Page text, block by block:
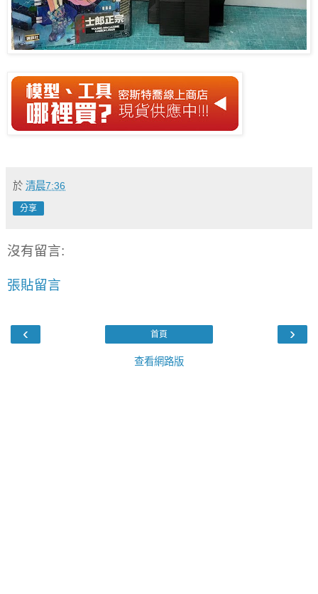
於 清晨7:36
分享
沒有留言:
張貼留言
‹ ›
首頁
查看網路版